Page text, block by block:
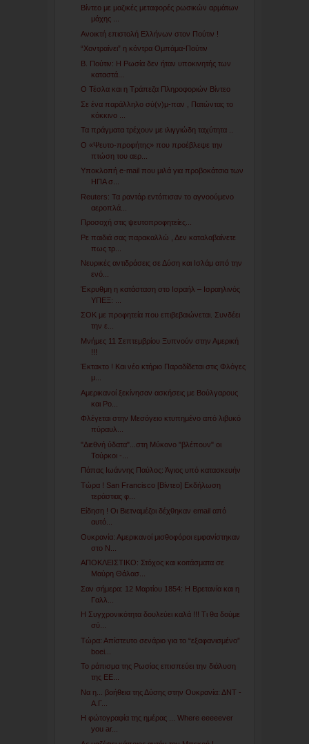
Βίντεο με μαζικές μεταφορές ρωσικών αρμάτων
μάχης ...
Ανοικτή επιστολή Ελλήνων στον Πούτιν !
“Χοντραίνει” η κόντρα Ομπάμα-Πούτιν
Β. Πούτιν: Η Ρωσία δεν ήταν υποκινητής των
καταστά...
Ο Τέσλα και η Τράπεζα Πληροφοριών Βίντεο
Σε ένα παράλληλο σύ(ν)μ-παν , Πατώντας το
κόκκινο ...
Τα πράγματα τρέχουν με ιλιγγιώδη ταχύτητα ..
Ο «Ψευτο-προφήτης» που προέβλεψε την
πτώση του αερ...
Υποκλοπή e-mail που μιλά για προβοκάτσια των
ΗΠΑ σ...
Reuters: Τα ραντάρ εντόπισαν το αγνοούμενο
αεροπλά...
Προσοχή στις ψευτοπροφητείες...
Ρε παιδιά σας παρακαλλώ , Δεν καταλαβαίνετε
πως τρ...
Νευρικές αντιδράσεις σε Δύση και Ισλάμ από την
ενό...
Έκρυθμη η κατάσταση στο Ισραήλ – Ισραηλινός
ΥΠΕΞ: ...
ΣΟΚ με προφητεία που επιβεβαιώνεται. Συνδέει
την ε...
Μνήμες 11 Σεπτεμβρίου Ξυπνούν στην Αμερική
!!!
Έκτακτο ! Και νέο κτήριο Παραδίδεται στις Φλόγες
μ...
Αμερικανοί ξεκίνησαν ασκήσεις με Βούλγαρους
και Ρο...
Φλέγεται στην Μεσόγειο κτυπημένο από λιβυκό
πύραυλ...
"Διεθνή ύδατα"...στη Μύκονο "βλέπουν" οι
Τούρκοι -...
Πάπας Ιωάννης Παύλος: Άγιος υπό κατασκευήν
Τώρα ! San Francisco [Βίντεο] Εκδήλωση
τεράστιας φ...
Είδηση ! Οι Βιετναμέζοι δέχθηκαν email από
αυτό...
Ουκρανία: Αμερικανοί μισθοφόροι εμφανίστηκαν
στο Ν...
ΑΠΟΚΛΕΙΣΤΙΚΟ: Στόχος και κοιτάσματα σε
Μαύρη Θάλασ...
Σαν σήμερα: 12 Μαρτίου 1854: Η Βρετανία και η
Γαλλ...
Η Συγχρονικότητα δουλεύει καλά !!! Τι θα δούμε
σύ...
Τώρα: Απίστευτο σενάριο για το “εξαφανισμένο”
boei...
Το ράπισμα της Ρωσίας επισπεύει την διάλυση
της ΕΕ...
Να η... βοήθεια της Δύσης στην Ουκρανία: ΔΝΤ -
Α.Γ...
Η φώτογραφία της ημέρας ... Where eeeeever
you ar...